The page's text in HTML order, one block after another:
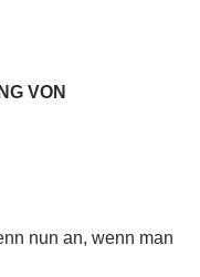
VON
nun an, wenn man